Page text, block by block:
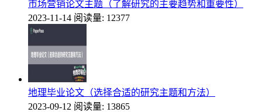
市场营销论文主题（了解研究的主要趋势和重要性）
2023-11-14 阅读量: 12377
地理毕业论文（选择合适的研究主题和方法）
2023-09-12 阅读量: 13865